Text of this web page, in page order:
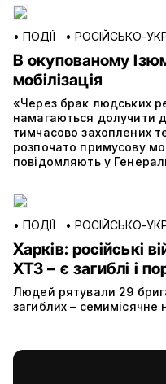
• ПОДІЇ • РОСІЙСЬКО-
В окупованому
мобілізація
«Через брак людських
намагаються долучити
тимчасово захоплених
розпочато примусову
повідомляють у
• ПОДІЇ • РОСІЙСЬКО-
Харків: російські
ХТЗ – є загиблі і
Людей рятували 29
загиблих – семимісячне